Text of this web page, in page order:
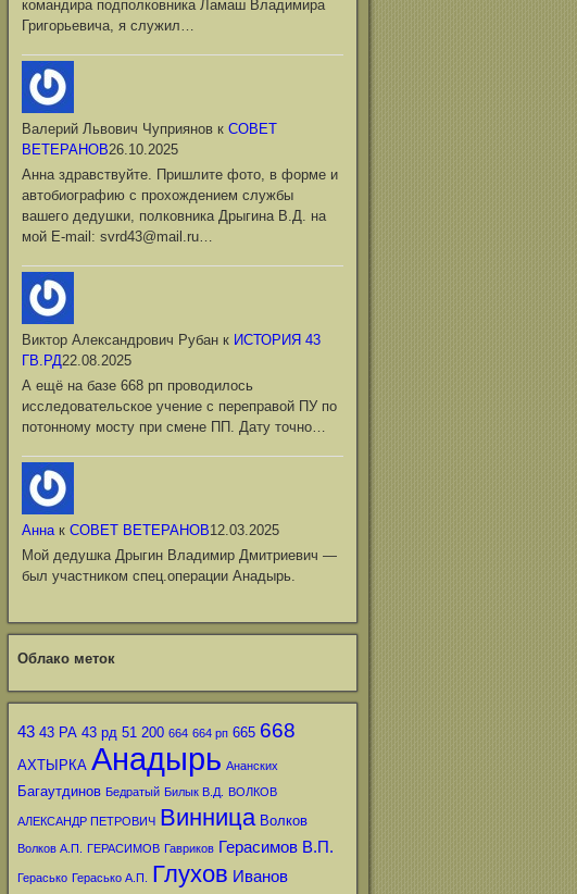
командира подполковника Ламаш Владимира
Григорьевича, я служил…
Валерий Львович Чуприяновк СОВЕТ
ВЕТЕРАНОВ26.10.2025
Анна здравствуйте. Пришлите фото, в форме и
автобиографию с прохождением службы
вашего дедушки, полковника Дрыгина В.Д. на
мой Е-mail: svrd43@mail.ru…
Виктор Александрович Рубанк ИСТОРИЯ 43
ГВ.РД22.08.2025
А ещё на базе 668 рп проводилось
исследовательское учение с переправой ПУ по
потонному мосту при смене ПП. Дату точно…
Аннак СОВЕТ ВЕТЕРАНОВ12.03.2025
Мой дедушка Дрыгин Владимир Дмитриевич —
был участником спец.операции Анадырь.
Облако меток
43 43 РА 43 рд 51 200 664 664 рп 665 668
АХТЫРКА Анадырь Ананских
Багаутдинов Бедратый Билык В.Д. ВОЛКОВ
АЛЕКСАНДР ПЕТРОВИЧ Винница Волков
Волков А.П. ГЕРАСИМОВ Гавриков Герасимов В.П.
Герасько Герасько А.П. Глухов Иванов